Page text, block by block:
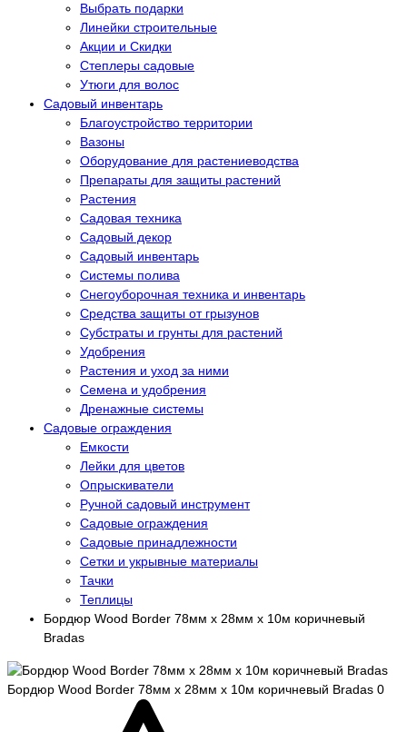
Выбрать подарки
Линейки строительные
Акции и Скидки
Степлеры садовые
Утюги для волос
Садовый инвентарь
Благоустройство территории
Вазоны
Оборудование для растениеводства
Препараты для защиты растений
Растения
Садовая техника
Садовый декор
Садовый инвентарь
Системы полива
Снегоуборочная техника и инвентарь
Средства защиты от грызунов
Субстраты и грунты для растений
Удобрения
Растения и уход за ними
Семена и удобрения
Дренажные системы
Садовые ограждения
Емкости
Лейки для цветов
Опрыскиватели
Ручной садовый инструмент
Садовые ограждения
Садовые принадлежности
Сетки и укрывные материалы
Тачки
Теплицы
Бордюр Wood Border 78мм х 28мм х 10м коричневый
Bradas
Бордюр Wood Border 78мм х 28мм х 10м коричневый Bradas 0